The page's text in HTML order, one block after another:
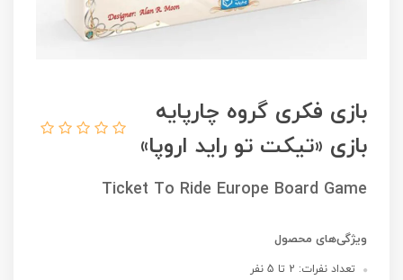
بازی فکری گروه چارپایه
بازی «تیکت تو راید اروپا»
Ticket To Ride Europe Board Game
ویژگی‌های محصول
تعداد نفرات: 2 تا 5 نفر